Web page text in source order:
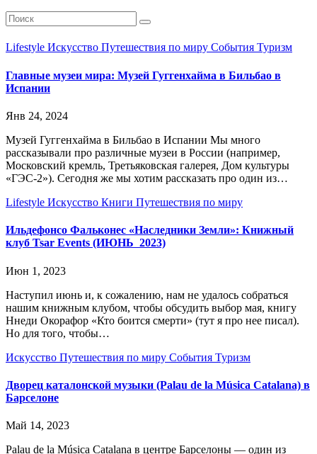
Lifestyle Искусство Путешествия по миру События Туризм
Главные музеи мира: Музей Гуггенхайма в Бильбао в
Испании
Янв 24, 2024
Музей Гуггенхайма в Бильбао в Испании Мы много
рассказывали про различные музеи в России (например,
Московский кремль, Третьяковская галерея, Дом культуры
«ГЭС-2»). Сегодня же мы хотим рассказать про один из…
Lifestyle Искусство Книги Путешествия по миру
Ильдефонсо Фальконес «Наследники Земли»: Книжный
клуб Tsar Events (ИЮНЬ 2023)
Июн 1, 2023
Наступил июнь и, к сожалению, нам не удалось собраться
нашим книжным клубом, чтобы обсудить выбор мая, книгу
Ннеди Окорафор «Кто боится смерти» (тут я про нее писал).
Но для того, чтобы…
Искусство Путешествия по миру События Туризм
Дворец каталонской музыки (Palau de la Música Catalana) в
Барселоне
Май 14, 2023
Palau de la Música Catalana в центре Барселоны — один из